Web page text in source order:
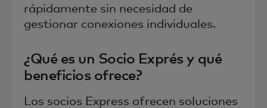
rápidamente sin necesidad de
gestionar conexiones individuales.
¿Qué es un Socio Exprés y qué
beneficios ofrece?
Los socios Express ofrecen soluciones